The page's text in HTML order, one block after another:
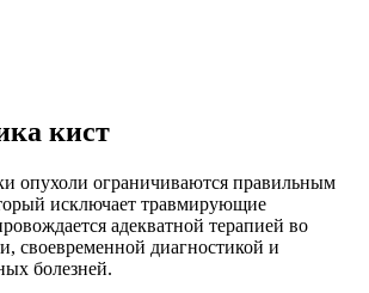
кист
опухоли ограничиваются правильным
исключает травмирующие
адекватной терапией во
своевременной диагностикой и
болезней.